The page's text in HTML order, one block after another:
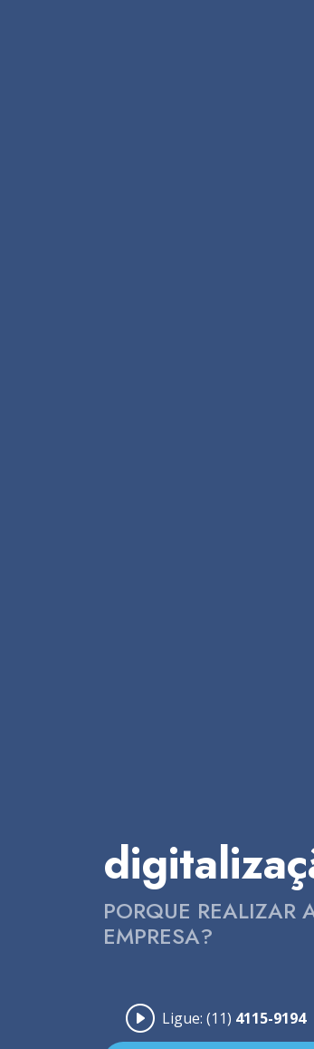
PORQUE
EMPRESA?
Ligue: (11) 4115-9194